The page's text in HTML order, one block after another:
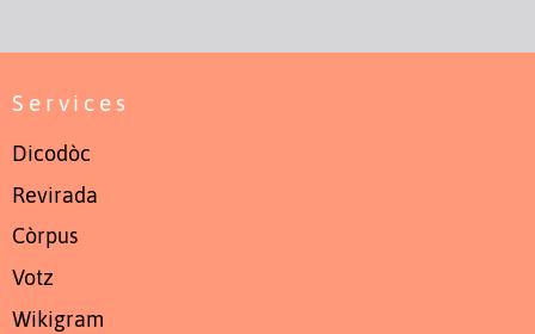
Services
Dicodòc
Revirada
Còrpus
Votz
Wikigram